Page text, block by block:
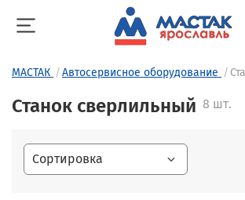
МАСТАК Автосервисное оборудование
Станок сверлильный 8 шт.